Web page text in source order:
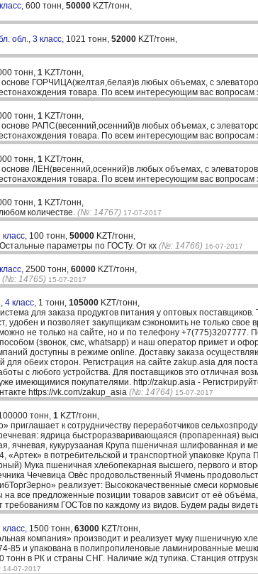
600 тонн, 50000 KZT/тонн,
обл., 3 класс, 1021 тонн, 52000 KZT/тонн,
тонн, 1 KZT/тонн,
ГОРЧИЦА(желтая,белая)в любых объемах, с
товара. По всем интересующим вас
тонн, 1 KZT/тонн,
РАПС(весенний,осенний)в любых объемах, с
товара. По всем интересующим вас
тонн, 1 KZT/тонн,
ЛЕН(весенний,осенний)в любых объемах, с
товара. По всем интересующим вас
тонн, 1 KZT/тонн,
количестве. (№: 14767) 17-07-2017
класс, 100 тонн, 50000 KZT/тонн,
параметры по ГОСТу. От кх (№: 14766) 16-07-2017
2500 тонн, 60000 KZT/тонн,
(№: 14765) 15-07-2017
4 класс, 1 тонн, 105000 KZT/тонн,
для заказа продуктов питания у оптовых
удобен и позволяет закупщикам сэкономить не только
не только на сайте, но и по телефону +7(775)3207777.
(звонок, смс, whatsapp) и наш оператор примет и
доступны в режиме online. Доставку заказа
для обеих сторон. Регистрация на сайте zakup.asia для
с любого устройства. Для поставщиков это отличная
имеющимися покупателями. http://zakup.asia -
https://vk.com/zakup_asia (№: 14764) 15-07-2017
тонн, 1 KZT/тонн,
к сотрудничеству переработчиков
ядрица быстроразваривающаяся (пропаренная)
ячневая, кукурузааная Крупа пшеничная шлифованная и
«Артек» в потребительской и транспортной упаковке
Мука пшеничная хлебопекарная высшего, первого и
Чечевица Овёс продовольственный Ячмень
реализует: Высококачественные смеси
все предложенные позиции товаров зависит от её объёма,
требованиям ГОСТов по каждому из видов. Будем рады
класс, 1500 тонн, 63000 KZT/тонн,
компания» производит и реализует муку пшеничную
85 и упакована в полипропиленовые ламинированные
тонн в РК и страны СНГ. Наличие ж/д тупика. Станция
14-07-2017